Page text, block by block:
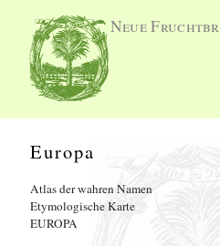
Neue
Europa
Atlas der wahren Namen
Etymologische Karte
EUROPA